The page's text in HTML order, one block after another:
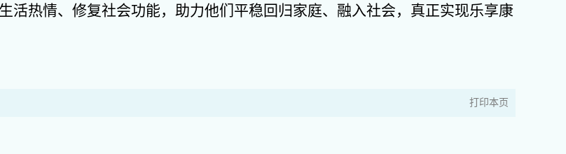
活热情、修复社会功能，助力他们平稳回归家庭、融入社会，真正实现乐享康
打印本页